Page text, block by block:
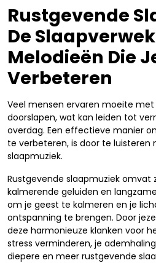
Rustgevende
De
Melodieën Die
Verbeteren
Veel mensen ervaren moeite met
doorslapen, wat kan leiden tot
overdag. Een effectieve manier
te verbeteren, is door te luisteren
slaapmuziek.
Rustgevende slaapmuziek omvat
kalmerende geluiden en
om je geest te kalmeren en je
ontspanning te brengen. Door
deze harmonieuze klanken voor
stress verminderen, je
diepere en meer rustgevende